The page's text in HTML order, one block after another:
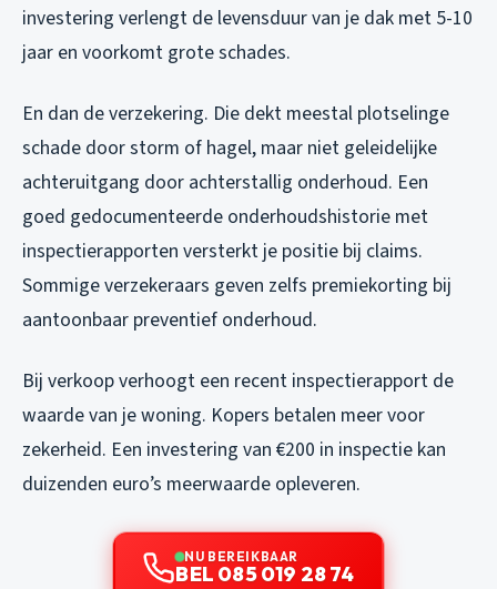
investering verlengt de levensduur van je dak met 5-10
jaar en voorkomt grote schades.
En dan de verzekering. Die dekt meestal plotselinge
schade door storm of hagel, maar niet geleidelijke
achteruitgang door achterstallig onderhoud. Een
goed gedocumenteerde onderhoudshistorie met
inspectierapporten versterkt je positie bij claims.
Sommige verzekeraars geven zelfs premiekorting bij
aantoonbaar preventief onderhoud.
Bij verkoop verhoogt een recent inspectierapport de
waarde van je woning. Kopers betalen meer voor
zekerheid. Een investering van €200 in inspectie kan
duizenden euro’s meerwaarde opleveren.
NU BEREIKBAAR
BEL 085 019 28 74